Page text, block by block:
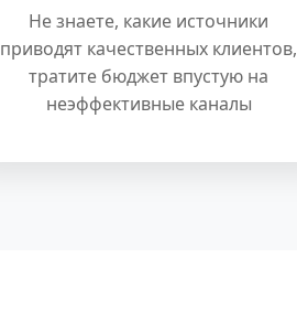
Не знаете, какие источники
приводят качественных клиентов,
тратите бюджет впустую на
неэффективные каналы